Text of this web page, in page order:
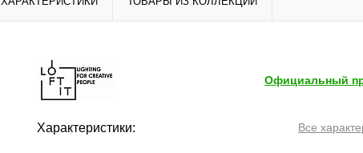
Официальный
Характеристики: Все